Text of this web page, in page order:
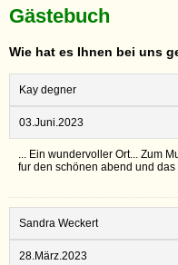
Gästebuch
Wie hat es Ihnen bei uns
Kay degner
03.Juni.2023
... Ein wundervoller Ort... Zum
fur den schönen abend und
Sandra Weckert
28.März.2023